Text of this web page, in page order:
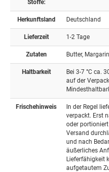
Stoffe:
Herkunftsland Deutschland
Lieferzeit 1-2 Tage
Zutaten Butter,
Haltbarkeit
Bei 3-7 °C ca.
auf der
Frischehinweis
In der Regel
verpackt. Erst
oder
Versand
und nach
äußerliches
Lieferfähigkeit
aufgetautem